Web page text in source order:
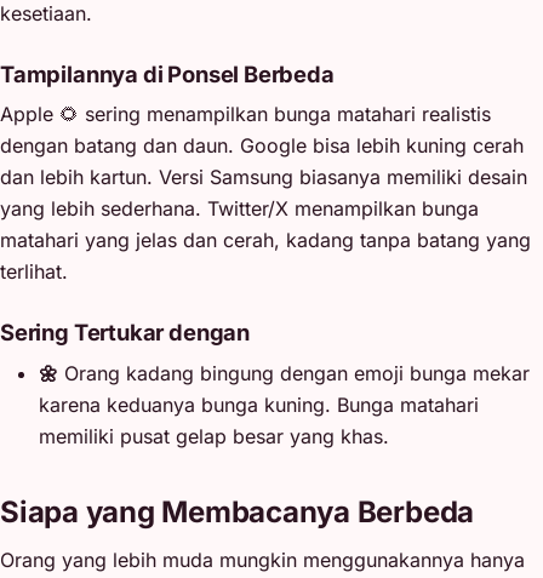
kesetiaan.
Tampilannya di Ponsel Berbeda
Apple 🌻 sering menampilkan bunga matahari realistis
dengan batang dan daun. Google bisa lebih kuning cerah
dan lebih kartun. Versi Samsung biasanya memiliki desain
yang lebih sederhana. Twitter/X menampilkan bunga
matahari yang jelas dan cerah, kadang tanpa batang yang
terlihat.
Sering Tertukar dengan
🌼 Orang kadang bingung dengan emoji bunga mekar
karena keduanya bunga kuning. Bunga matahari
memiliki pusat gelap besar yang khas.
Siapa yang Membacanya Berbeda
Orang yang lebih muda mungkin menggunakannya hanya